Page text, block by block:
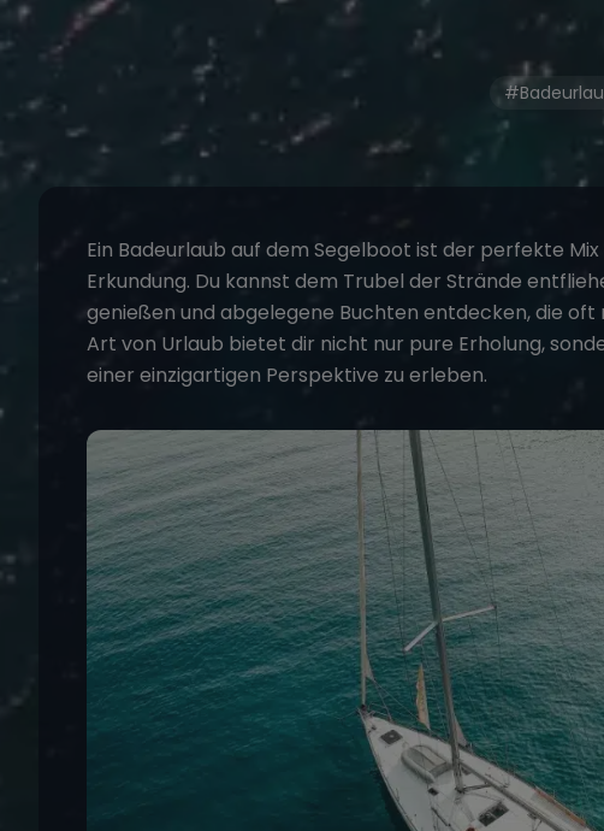
Ein Badeurlaub auf dem Segelboot ist der perfekte Mix
Erkundung. Du kannst dem Trubel der Strände
genießen und abgelegene Buchten entdecken, die
Art von Urlaub bietet dir nicht nur pure Erholung,
einer einzigartigen Perspektive zu erleben.